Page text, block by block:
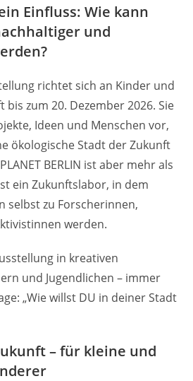
Einfluss: Wie kann
und
richtet sich an Kinder und
bis zum 20. Dezember 2026. Sie
Ideen und Menschen vor,
ökologische Stadt der Zukunft
BERLIN ist aber mehr als
ein Zukunftslabor, in dem
selbst zu Forscherinnen,
werden.
in kreativen
und Jugendlichen – immer
„Wie willst DU in deiner Stadt
– für kleine und